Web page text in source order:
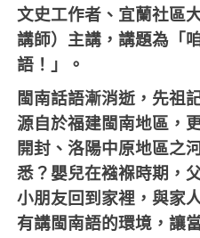
文史工作者、宜蘭社區
講師）主講，講題為「
語！」。
閩南話語漸消逝，先祖
源自於福建閩南地區，
開封、洛陽中原地區之
悉？嬰兒在襁褓時期，
小朋友回到家裡，與家
有講閩南語的環境，讓